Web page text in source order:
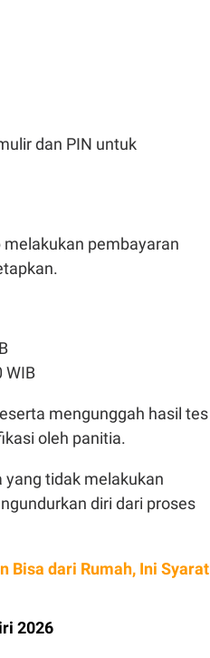
dan PIN untuk
pembayaran
WIB
mengunggah hasil tes
oleh panitia.
yang tidak melakukan
diri dari proses
Bisa dari Rumah, Ini Syarat
2026